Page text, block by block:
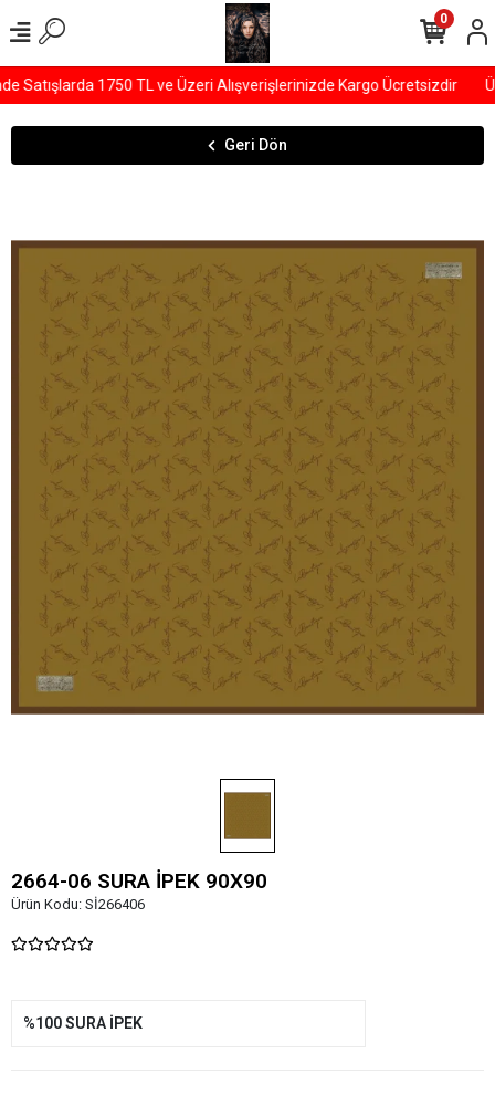
Satışlarda 1750 TL ve Üzeri Alışverişlerinizde Kargo Ücretsizdir
0
Geri Dön
2664-06 SURA İPEK 90X90
Ürün Kodu: Sİ266406
%100 SURA İPEK